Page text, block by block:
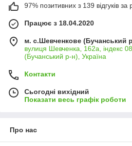
97% позитивних з 139 відгуків за
Працює з 18.04.2020
м. с.Шевченкове (Бучанський
вулиця Шевченка, 162а, індекс
(Бучанський р-н), Україна
Контакти
Сьогодні вихідний
Показати весь графік роботи
Про нас